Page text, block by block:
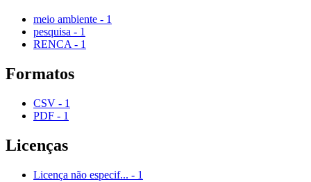
meio ambiente - 1
pesquisa - 1
RENCA - 1
Formatos
CSV - 1
PDF - 1
Licenças
Licença não especif... - 1